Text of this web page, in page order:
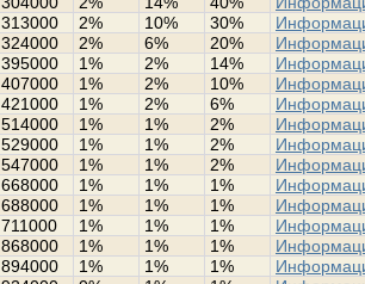
313000 2% 10% 30%
324000 2% 6% 20%
395000 1% 2% 14%
407000 1% 2% 10%
421000 1% 2% 6%
514000 1% 1% 2%
529000 1% 1% 2%
547000 1% 1% 2%
668000 1% 1% 1%
688000 1% 1% 1%
711000 1% 1% 1%
868000 1% 1% 1%
894000 1% 1% 1%